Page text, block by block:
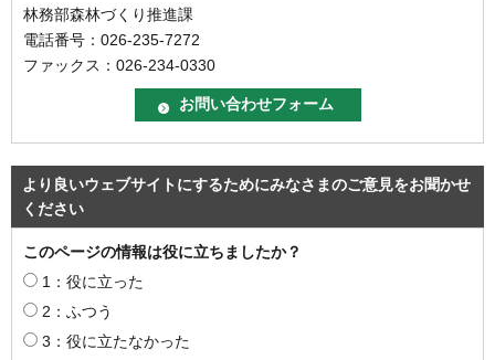
林務部森林づくり推進課
電話番号：026-235-7272
ファックス：026-234-0330
より良いウェブサイトにするためにみなさまのご意見をお聞かせ
ください
このページの情報は役に立ちましたか？
1：役に立った
2：ふつう
3：役に立たなかった